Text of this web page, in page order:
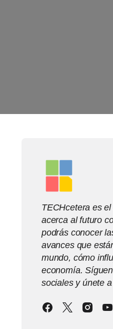
TECHcetera es
acerca al futuro
podrás conocer
avances que
mundo, cómo
economía.
sociales y únete